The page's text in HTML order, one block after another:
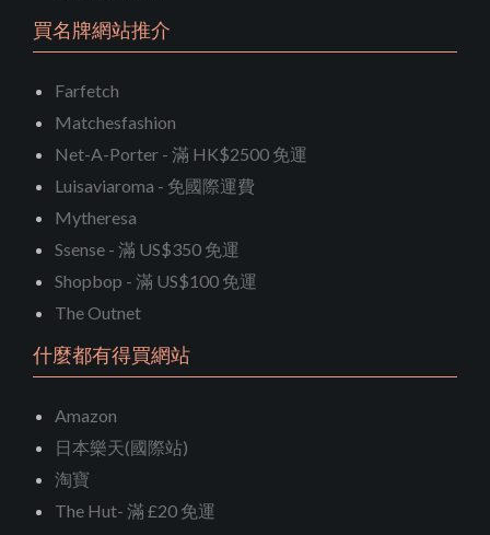
買名牌網站推介
Farfetch
Matchesfashion
Net-A-Porter - 滿 HK$2500 免運
Luisaviaroma - 免國際運費
Mytheresa
Ssense - 滿 US$350 免運
Shopbop - 滿 US$100 免運
The Outnet
什麼都有得買網站
Amazon
日本樂天(國際站)
淘寶
The Hut- 滿 £20 免運